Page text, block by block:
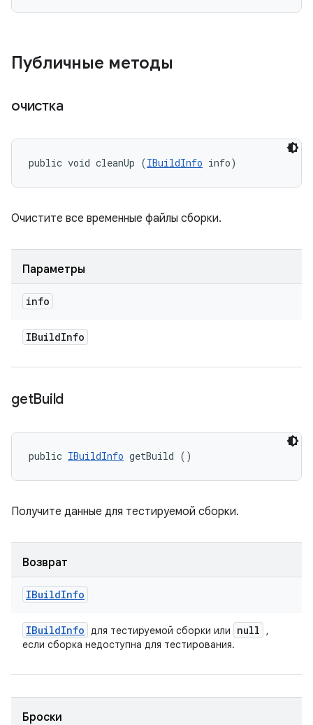
Публичные методы
очистка
public void cleanUp (IBuildInfo info)
Очистите все временные файлы сборки.
Параметры
info
IBuildInfo
getBuild
public IBuildInfo getBuild ()
Получите данные для тестируемой сборки.
Возврат
IBuildInfo
IBuildInfo для тестируемой сборки или null
,
если сборка недоступна для тестирования.
Броски